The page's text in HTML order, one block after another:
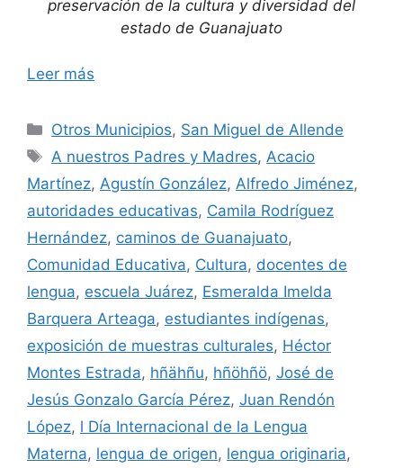
preservación de la cultura y diversidad del
estado de Guanajuato
Leer más
Categorías
Otros Municipios, San Miguel de Allende
Etiquetas
A nuestros Padres y Madres, Acacio
Martínez, Agustín González, Alfredo Jiménez,
autoridades educativas, Camila Rodríguez
Hernández, caminos de Guanajuato,
Comunidad Educativa, Cultura, docentes de
lengua, escuela Juárez, Esmeralda Imelda
Barquera Arteaga, estudiantes indígenas,
exposición de muestras culturales, Héctor
Montes Estrada, hñähñu, hñöhñö, José de
Jesús Gonzalo García Pérez, Juan Rendón
López, l Día Internacional de la Lengua
Materna, lengua de origen, lengua originaria,